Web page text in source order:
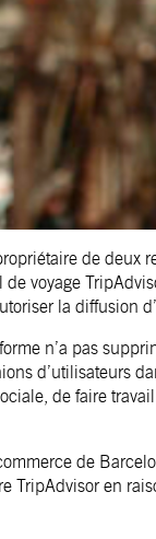
de deux
voyage
la diffusion
n’a pas
d’utilisateurs
de faire
de
TripAdvisor en